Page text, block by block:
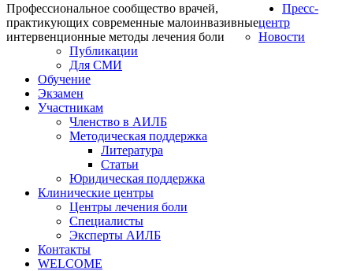
Профессиональное сообщество врачей,
практикующих современные малоинвазивные
интервенционные методы лечения боли
Пресс-
центр
Новости
Публикации
Для СМИ
Обучение
Экзамен
Участникам
Членство в АИЛБ
Методическая поддержка
Литература
Статьи
Юридическая поддержка
Клинические центры
Центры лечения боли
Специалисты
Эксперты АИЛБ
Контакты
WELCOME